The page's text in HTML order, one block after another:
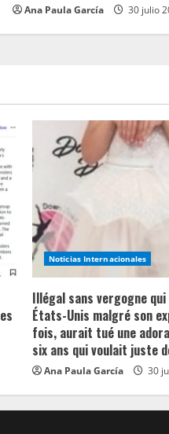
Ana Paula García 30 julio
Noticias Internacionales
Illégal sans vergogne
États-Unis malgré son
fois, aurait tué une
six ans qui voulait juste
Ana Paula García 30